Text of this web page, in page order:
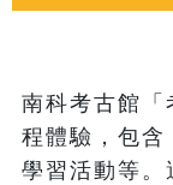
南科考古館「
程體驗，包
學習活動等。